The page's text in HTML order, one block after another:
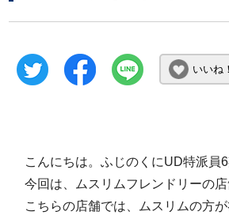
いいね！
こんにちは。ふじのくにUD特派員6
今回は、ムスリムフレンドリーの
こちらの店舗では、ムスリムの方